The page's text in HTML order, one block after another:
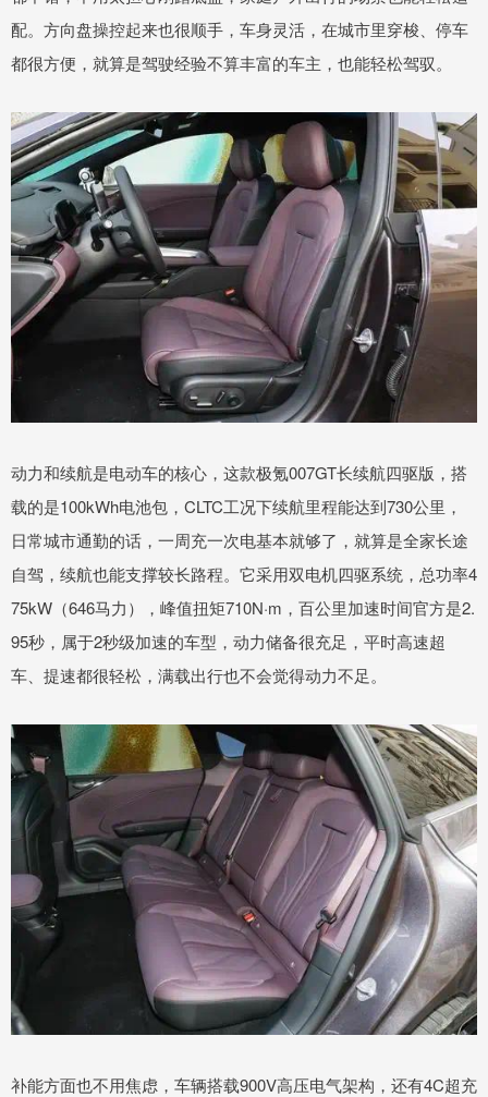
配。方向盘操控起来也很顺手，车身灵活，在城市里穿梭、停车
都很方便，就算是驾驶经验不算丰富的车主，也能轻松驾驭。
动力和续航是电动车的核心，这款极氪007GT长续航四驱版，搭
载的是100kWh电池包，CLTC工况下续航里程能达到730公里，
日常城市通勤的话，一周充一次电基本就够了，就算是全家长途
自驾，续航也能支撑较长路程。它采用双电机四驱系统，总功率4
75kW（646马力），峰值扭矩710N·m，百公里加速时间官方是2.
95秒，属于2秒级加速的车型，动力储备很充足，平时高速超
车、提速都很轻松，满载出行也不会觉得动力不足。
补能方面也不用焦虑，车辆搭载900V高压电气架构，还有4C超充